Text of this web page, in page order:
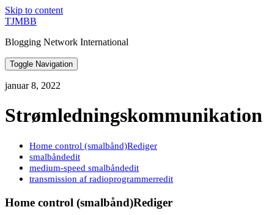
Skip to content
TJMBB
Blogging Network International
Toggle Navigation
januar 8, 2022
Strømledningskommunikation
Home control (smalbånd)Rediger
smalbåndedit
medium-speed smalbåndedit
transmission af radioprogrammerredit
Home control (smalbånd)Rediger